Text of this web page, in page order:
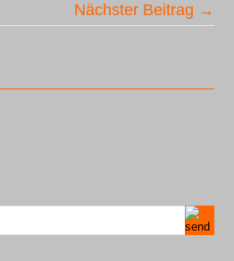
Nächster Beitrag →